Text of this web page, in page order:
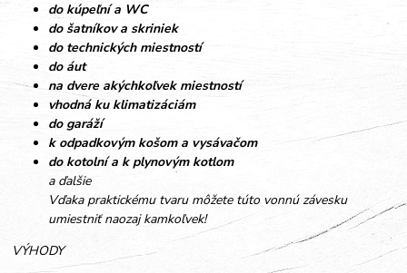
do kúpeľní a WC
do šatníkov a skriniek
do technických miestností
do áut
na dvere akýchkoľvek miestností
vhodná ku klimatizáciám
do garáží
k odpadkovým košom a vysávačom
do kotolní a k plynovým kotlom
a ďalšie
Vďaka praktickému tvaru môžete túto vonnú závesku
umiestniť naozaj kamkoľvek!
VÝHODY